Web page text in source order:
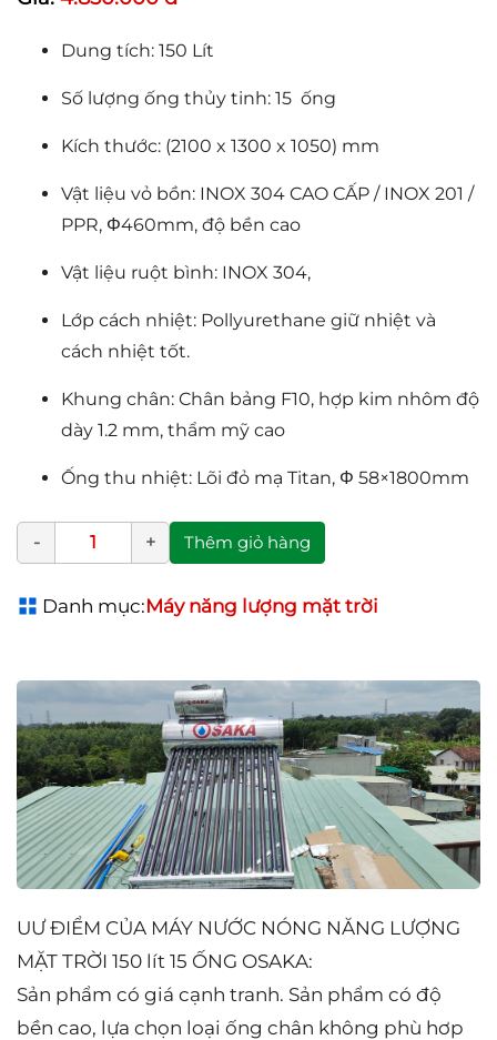
Dung tích: 150 Lít
Số lượng ống thủy tinh: 15 ống
Kích thước: (2100 x 1300 x 1050) mm
Vật liệu vỏ bồn: INOX 304 CAO CẤP / INOX 201 /
PPR, Φ460mm, độ bền cao
Vật liệu ruột bình: INOX 304,
Lớp cách nhiệt: Pollyurethane giữ nhiệt và
cách nhiệt tốt.
Khung chân: Chân bảng F10, hợp kim nhôm độ
dày 1.2 mm, thẩm mỹ cao
Ống thu nhiệt: Lõi đỏ mạ Titan, Φ 58×1800mm
Thêm giỏ hàng
Danh mục:Máy năng lượng mặt trời
UƯ ĐIỂM CỦA MÁY NƯỚC NÓNG NĂNG LƯỢNG
MẶT TRỜI 150 lít 15 ỐNG OSAKA:
Sản phẩm có giá cạnh tranh. Sản phẩm có độ
bền cao, lựa chọn loại ống chân không phù hơp